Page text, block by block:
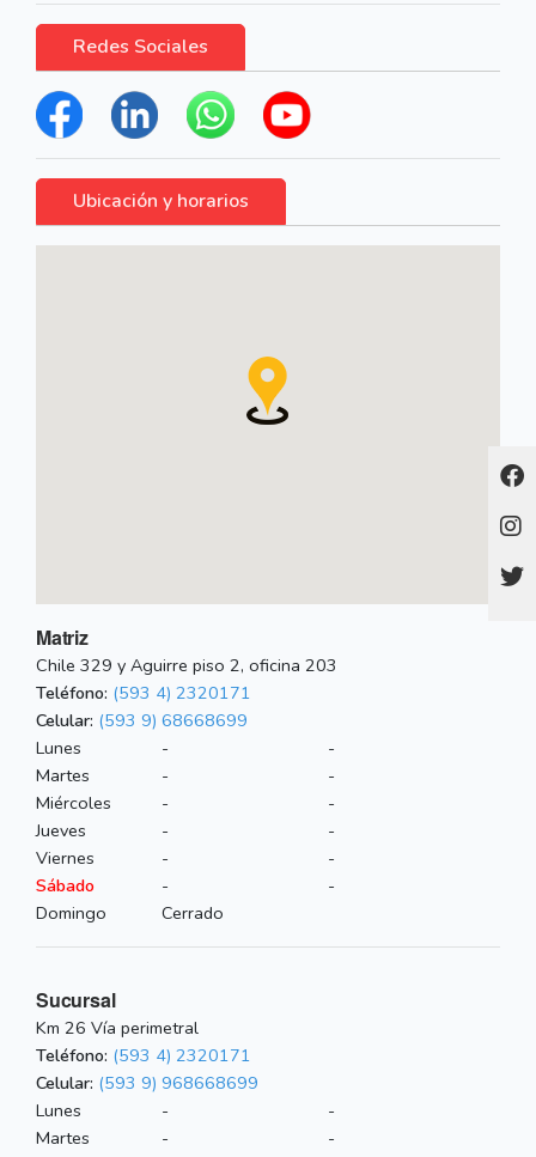
Redes Sociales
Ubicación y horarios
Matriz
Chile 329 y Aguirre piso 2, oficina 203
Teléfono: (593 4) 2320171
Celular: (593 9) 68668699
Lunes
-
-
Martes
-
-
Miércoles
-
-
Jueves
-
-
Viernes
-
-
Sábado
-
-
Domingo
Cerrado
Sucursal
Km 26 Vía perimetral
Teléfono: (593 4) 2320171
Celular: (593 9) 968668699
Lunes
-
-
Martes
-
-